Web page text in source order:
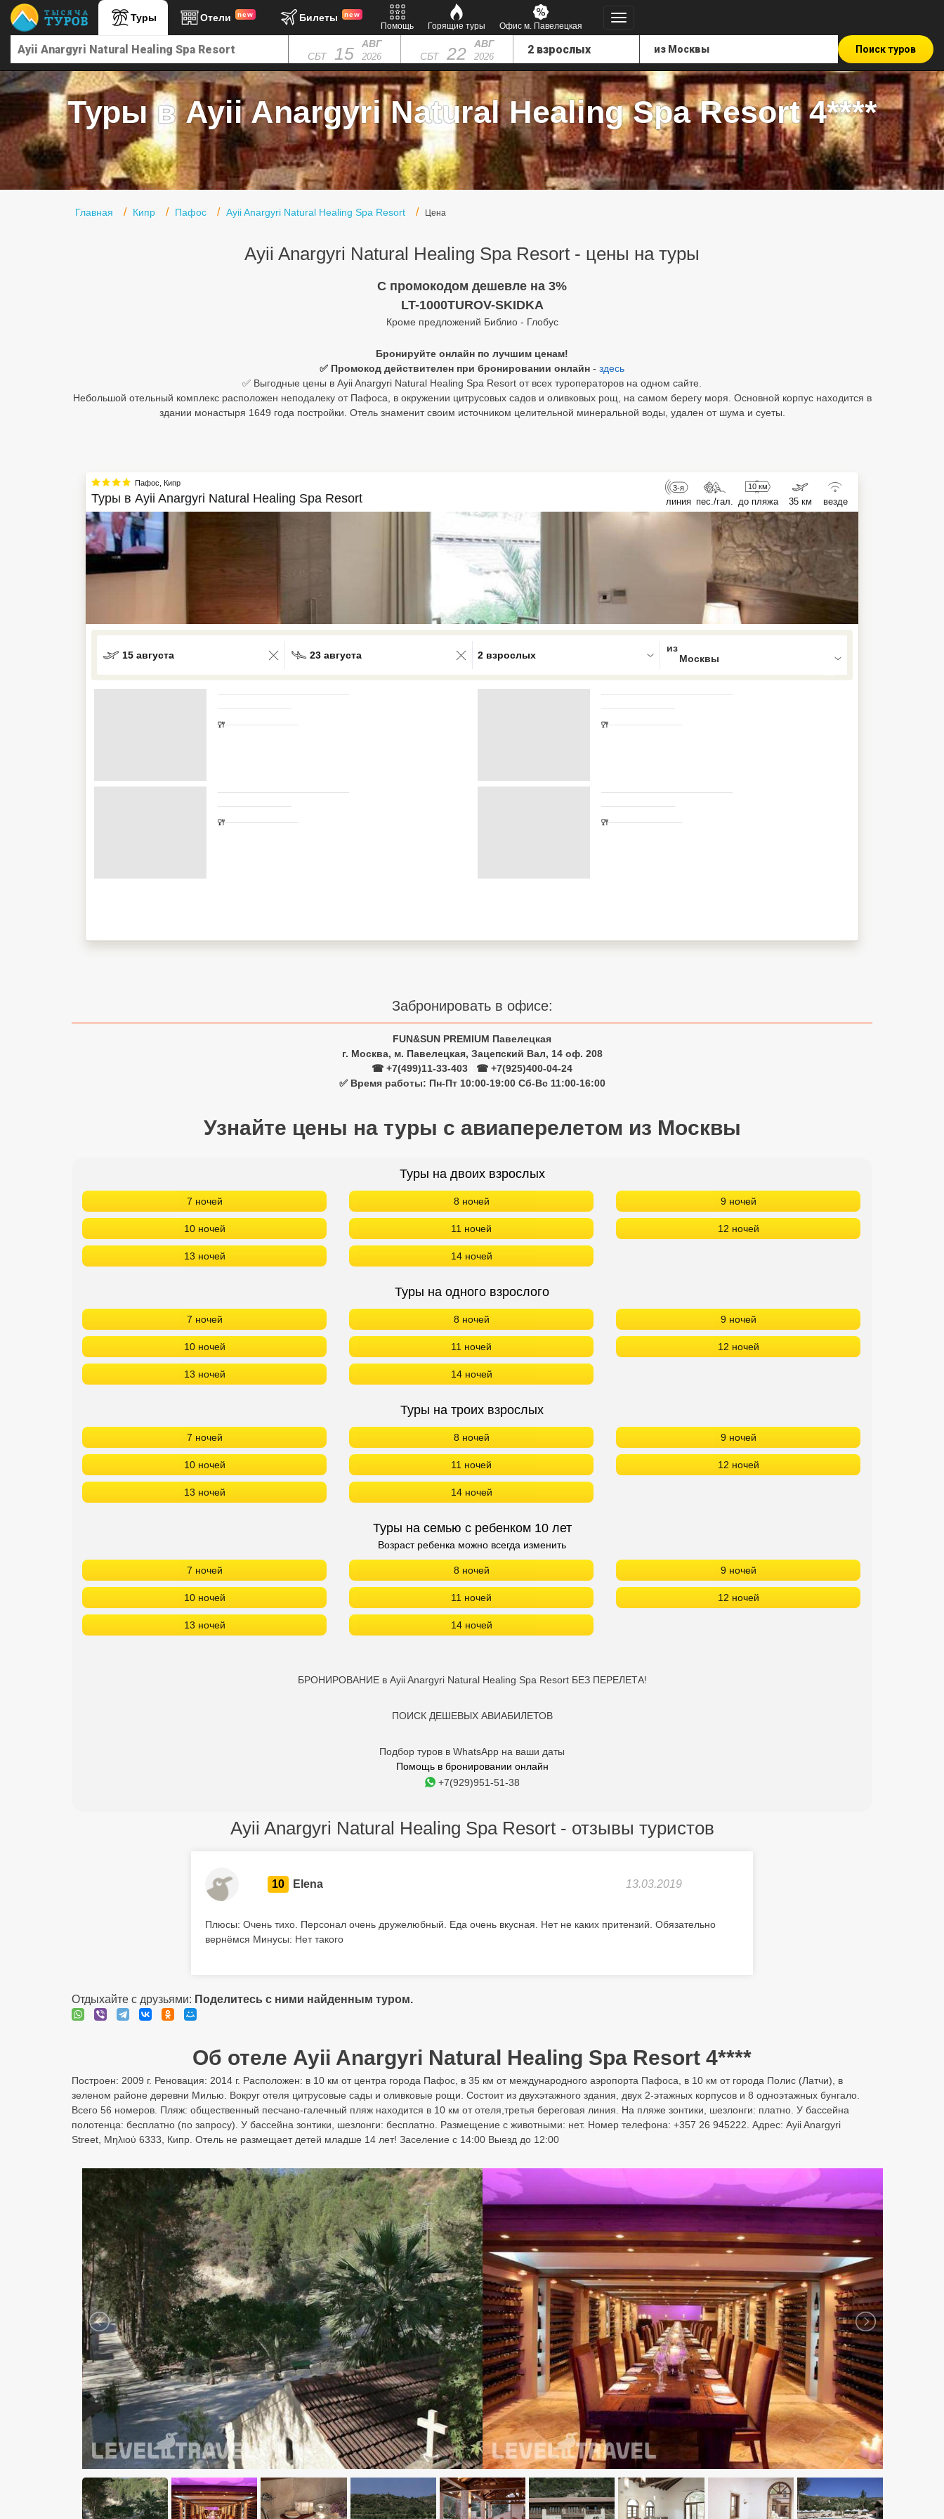
Туры Отели new Билеты new
Помощь Горящие туры Офис м. Павелецкая
СБТ 15 АВГ
2026 СБТ 22 АВГ
2026
Поиск туров
Туры в Ayii Anargyri Natural Healing Spa Resort 4****
Главная Кипр Пафос Ayii Anargyri Natural Healing Spa Resort Цена
Ayii Anargyri Natural Healing Spa Resort - цены на туры
C промокодом дешевле на 3%
LT-1000TUROV-SKIDKA
Кроме предложений Библио - Глобус
Бронируйте онлайн по лучшим ценам!
✅ Промокод действителен при бронировании онлайн - здесь
✅ Выгодные цены в Ayii Anargyri Natural Healing Spa Resort от всех туроператоров на одном сайте.
Небольшой отельный комплекс расположен неподалеку от Пафоса, в окружении цитрусовых садов и оливковых рощ, на самом берегу моря. Основной корпус находится в
здании монастыря 1649 года постройки. Отель знаменит своим источником целительной минеральной воды, удален от шума и суеты.
Пафос Кипр
Туры в Ayii Anargyri Natural Healing Spa Resort
3-я
линия пес./гал.
10 км
до пляжа 35 км везде
15 августа 23 августа
0 results available. Select is focused , press Down to open the menu,
2 взрослых
Забронировать в офисе:
FUN&SUN PREMIUM Павелецкая
г. Москва, м. Павелецкая, Зацепский Вал, 14 оф. 208
☎ +7(499)11-33-403
☎ +7(925)400-04-24
✅ Время работы: Пн-Пт 10:00-19:00 Сб-Вс 11:00-16:00
Узнайте цены на туры с авиаперелетом из Москвы
Туры на двоих взрослых
7 ночей 8 ночей 9 ночей
10 ночей 11 ночей 12 ночей
13 ночей 14 ночей
Туры на одного взрослого
7 ночей 8 ночей 9 ночей
10 ночей 11 ночей 12 ночей
13 ночей 14 ночей
Туры на троих взрослых
7 ночей 8 ночей 9 ночей
10 ночей 11 ночей 12 ночей
13 ночей 14 ночей
Туры на семью с ребенком 10 лет
Возраст ребенка можно всегда изменить
7 ночей 8 ночей 9 ночей
10 ночей 11 ночей 12 ночей
13 ночей 14 ночей
БРОНИРОВАНИЕ в Ayii Anargyri Natural Healing Spa Resort БЕЗ ПЕРЕЛЕТА!
ПОИСК ДЕШЕВЫХ АВИАБИЛЕТОВ
Подбор туров в WhatsApp на ваши даты
Помощь в бронировании онлайн
+7(929)951-51-38
Ayii Anargyri Natural Healing Spa Resort - отзывы туристов
10 Elena 13.03.2019
Плюсы: Очень тихо. Персонал очень дружелюбный. Еда очень вкусная. Нет не каких притензий. Обязательно
вернёмся Минусы: Нет такого
Отдыхайте с друзьями: Поделитесь с ними найденным туром.
Об отеле Ayii Anargyri Natural Healing Spa Resort 4****
Построен: 2009 г. Реновация: 2014 г. Расположен: в 10 км от центра города Пафос, в 35 км от международного аэропорта Пафоса, в 10 км от города Полис (Латчи), в
зеленом районе деревни Милью. Вокруг отеля цитрусовые сады и оливковые рощи. Состоит из двухэтажного здания, двух 2-этажных корпусов и 8 одноэтажных бунгало.
Всего 56 номеров. Пляж: общественный песчано-галечный пляж находится в 10 км от отеля,третья береговая линия. На пляже зонтики, шезлонги: платно. У бассейна
полотенца: бесплатно (по запросу). У бассейна зонтики, шезлонги: бесплатно. Размещение с животными: нет. Номер телефона: +357 26 945222. Адрес: Ayii Anargyri
Street, Μηλιού 6333, Кипр. Отель не размещает детей младше 14 лет! Заселение с 14:00 Выезд до 12:00
Главная
Туры в Турцию
Туры в Египет
Туры в ОАЭ
Офис г. Москва
Северный Гоа
Большой Сочи
Сетевые отели Бали
Сетевые отели Сейшел